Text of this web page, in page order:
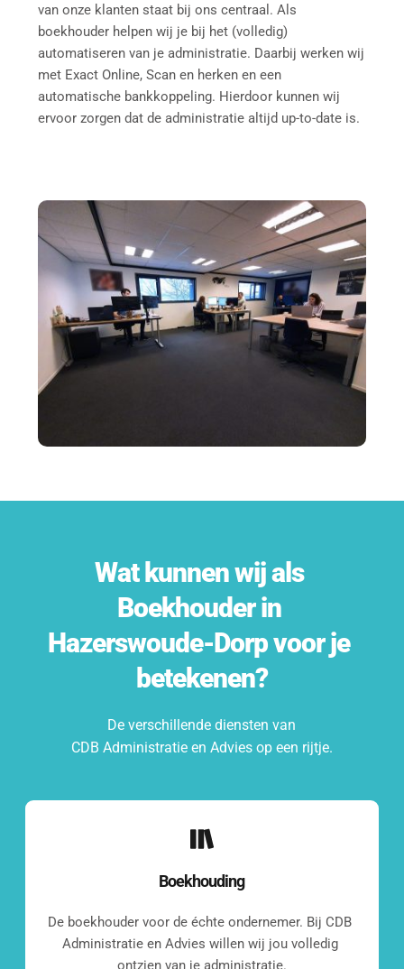
van onze klanten staat bij ons centraal. Als
boekhouder helpen wij je bij het (volledig)
automatiseren van je administratie. Daarbij werken wij
met Exact Online, Scan en herken en een
automatische bankkoppeling. Hierdoor kunnen wij
Wat kunnen wij als
Boekhouder
in
Hazerswoude-Dorp voor je
betekenen?
De verschillende diensten van
CDB Administratie en Advies op een rijtje.
Boekhouding
De boekhouder voor de échte ondernemer. Bij CDB
Administratie en Advies willen wij jou volledig
ontzien van je administratie.